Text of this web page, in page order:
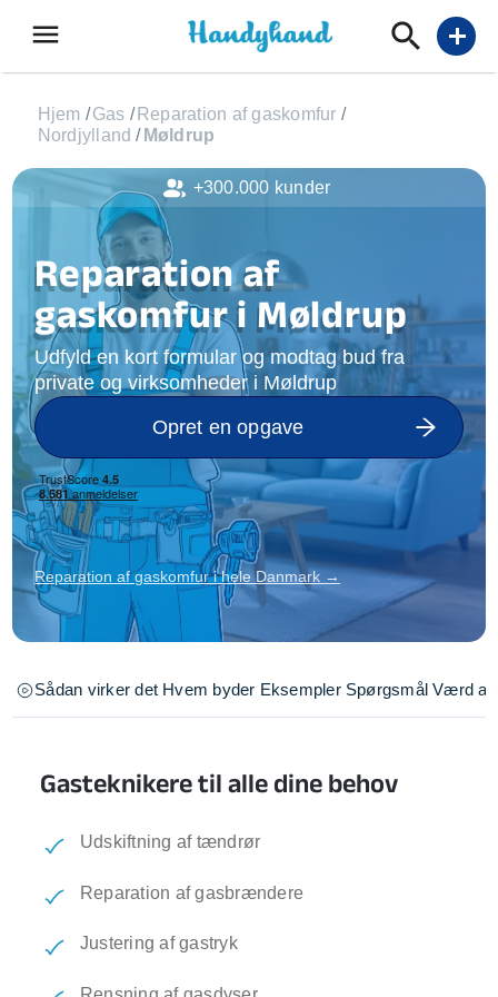
menu add
Hjem /Gas / Reparation af gaskomfur /
Nordjylland / Møldrup
Reparation af
gaskomfur i Møldrup
Udfyld en kort formular og modtag bud fra
private og virksomheder i Møldrup
Opret en opgave
Reparation af gaskomfur i hele Danmark →
Sådan virker det Hvem byder Eksempler Spørgsmål Værd at
Gasteknikere til alle dine behov
Udskiftning af tændrør
Reparation af gasbrændere
Justering af gastryk
+300.000 kunder